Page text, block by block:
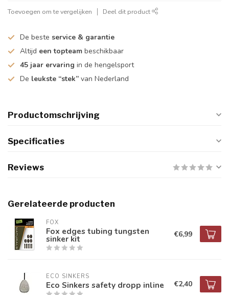
Toevoegen om te vergelijken Deel dit product
De beste service & garantie
Altijd een topteam beschikbaar
45 jaar ervaring in de hengelsport
De leukste “stek” van Nederland
Productomschrijving
Specificaties
Reviews
Gerelateerde producten
FOX
Fox edges tubing tungsten
sinker kit €6,99
ECO SINKERS
Eco Sinkers safety dropp inline €2,40